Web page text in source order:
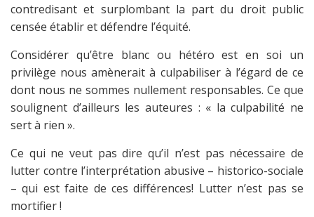
contredisant et surplombant la part du droit public
censée établir et défendre l’équité.
Considérer qu’être blanc ou hétéro est en soi un
privilège nous amènerait à culpabiliser à l’égard de ce
dont nous ne sommes nullement responsables. Ce que
soulignent d’ailleurs les auteures : « la culpabilité ne
sert à rien ».
Ce qui ne veut pas dire qu’il n’est pas nécessaire de
lutter contre l’interprétation abusive – historico-sociale
– qui est faite de ces différences! Lutter n’est pas se
mortifier !